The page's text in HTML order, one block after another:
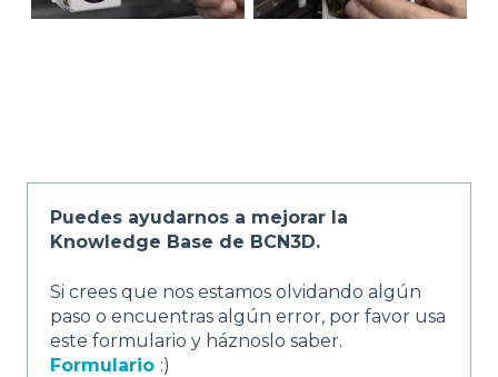
Puedes ayudarnos a mejorar la
Knowledge Base de BCN3D.
Si crees que nos estamos olvidando algún
paso o encuentras algún error, por favor usa
este formulario y háznoslo saber.
Formulario :)